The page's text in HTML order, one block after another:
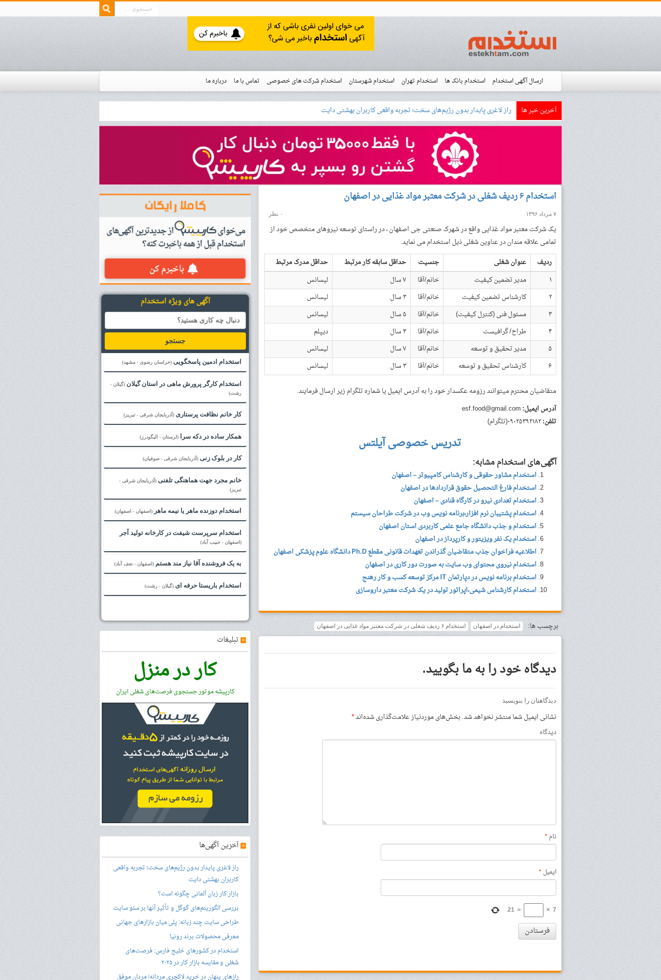
ارسال آگهی استخدام استخدام بانک ها استخدام تهران استخدام شهرستان استخدام شرکت های خصوصی تماس با ما
درباره ما
نوار زمان استخدام
استخدام شده ها
آموزش فروشگاه استخدام
آخرین خبر ها بازار کار زبان آلمانی چگونه
استخدام ۶ ردیف شغلی در شرکت معتبر مواد غذایی در اصفهان
۷ مرداد ۱۳۹۶ ۰ نظر
یک شرکت معتبر مواد غذایی واقع در شهرک صنعتی جی اصفهان ، در راستای توسعه نیروهای متخصص خود از
تمامی علاقه مندان در عناوین شغلی ذیل استخدام می‏ نماید.
ردیف
عنوان شغلی جنسیت حداقل سابقه کار مرتبط
حداقل مدرک مرتبط
۱
مدیر تضمین کیفیت خانم/آقا ۷ سال
لیسانس
۲
کارشناس تضمین کیفیت خانم/آقا ۳ سال
لیسانس
۳
مسئول فنی (کنترل کیفیت) خانم/آقا ۵ سال
لیسانس
۴
طراح/ گرافیست خانم/آقا ۳ سال
دیپلم
۵
مدیر تحقیق و توسعه خانم/آقا ۷ سال
لیسانس
۶
کارشناس تحقیق و توسعه خانم/آقا ۳ سال لیسانس
متقاضیان محترم میتوانند رزومه عکسدار خود را به آدرس ایمیل یا شماره تلگرام زیر ارسال فرمایند.
آدرس ایمیل: esf.food@gmail.com
تلفن:۰۹۰۲۵۳۹۲۱۸۲(تلگرام)
تدریس خصوصی آیلتس
آگهی‌های استخدام مشابه:
استخدام مشاور حقوقی و کارشناس کامپیوتر – اصفهان
استخدام فارغ التحصیل حقوق قراردادها در اصفهان
استخدام تعدادی نیرو در کارگاه قنادی – اصفهان
استخدام پشتیبان نرم افزار،برنامه نویس وب در شرکت طراحان سیستم
استخدام و جذب دانشگاه جامع علمی کاربردی استان اصفهان
استخدام یک نفر ویزیتور و کارپرداز در اصفهان
اطلاعیه فراخوان جذب متقاضیان گذراندن تعهدات قانونی مقطع Ph.D دانشگاه علوم پزشکی اصفهان
استخدام نیروی محتوای وب سایت به صورت دور کاری در اصفهان
استخدام برنامه نویس در دپارتمان IT مرکز توسعه کسب و کار رهنج
استخدام کارشناس شیمی،اپراتور تولید در یک شرکت معتبر داروسازی
برچسب ها: استخدام در اصفهان استخدام ۶ ردیف شغلی در شرکت معتبر مواد غذایی در اصفهان
دیدگاه خود را به ما بگویید.
دیدگاهتان را بنویسید
نشانی ایمیل شما منتشر نخواهد شد.بخش‌های موردنیاز علامت‌گذاری شده‌اند*
دیدگاه
نام*
ایمیل*
7
×
=
21
فرستادن
آگهی های ویژه استخدام
جستجو
استخدام ادمین پاسخگویی (خراسان رضوی - مشهد)
استخدام کارگر پرورش ماهی در استان گیلان (گیلان -
رشت)
کار خانم نظافت پرستاری (آذربایجان شرقی - تبریز)
همکار ساده در دکه سرا (لرستان - الیگودرز)
کار در بلوک زنی (آذربایجان شرقی - صوفیان)
خانم مجرد جهت هماهنگی تلفنی (آذربایجان شرقی -
تبریز)
استخدام دوزنده ماهر یا نیمه ماهر (اصفهان - اصفهان)
استخدام سرپرست شیفت در کارخانه تولید آجر
(اصفهان - حبیب آباد)
به یک فروشنده آقا نیاز مند هستم (اصفهان - نجف آباد)
استخدام باریستا حرفه ای (گیلان - رشت)
»تبلیغات
کار در منزل
کارپیشه موتور جستجوی فرصت‌های شغلی ایران
»آخرین آگهی‌ها
راز لاغری پایدار بدون رژیم‌های سخت؛ تجربه واقعی
کاربران بهشتی دایت
بازار کار زبان آلمانی چگونه است؟
بررسی الگوریتم‌های گوگل و تأثیر آنها بر سئو سایت
طراحی سایت چند زبانه: پلی میان بازارهای جهانی
معرفی محصولات برند رونیا
استخدام در کشورهای خلیج فارس: فرصت‌های
شغلی و مقایسه بازار کار در ۲۰۲۵
رازهای پنهان در خرید لاکچری مردانه؛ مردان موفق